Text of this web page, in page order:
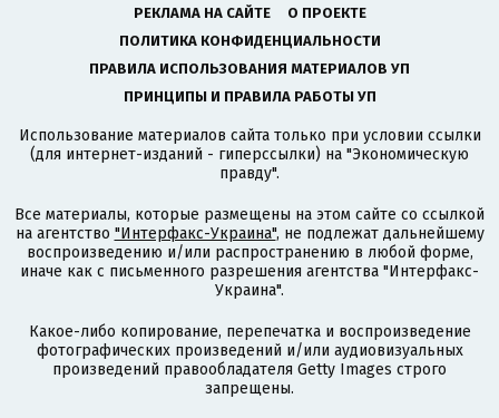
РЕКЛАМА НА САЙТЕ
О ПРОЕКТЕ
ПОЛИТИКА КОНФИДЕНЦИАЛЬНОСТИ
ПРАВИЛА ИСПОЛЬЗОВАНИЯ МАТЕРИАЛОВ УП
ПРИНЦИПЫ И ПРАВИЛА РАБОТЫ УП
Использование материалов сайта только при условии ссылки
(для интернет-изданий - гиперссылки) на "Экономическую
правду".
Все материалы, которые размещены на этом сайте со ссылкой
на агентство "Интерфакс-Украина", не подлежат дальнейшему
воспроизведению и/или распространению в любой форме,
иначе как с письменного разрешения агентства "Интерфакс-
Украина".
Какое-либо копирование, перепечатка и воспроизведение
фотографических произведений и/или аудиовизуальных
произведений правообладателя Getty Images строго
запрещены.